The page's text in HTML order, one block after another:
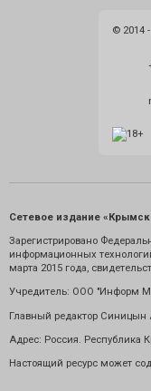
© 2014
Сетевое издание
Зарегистрировано
информационных
марта 2015 года,
Учредитель: ООО "Информ
Главный редактор Синицын
Адрес: Россия. Республика
Настоящий ресурс может